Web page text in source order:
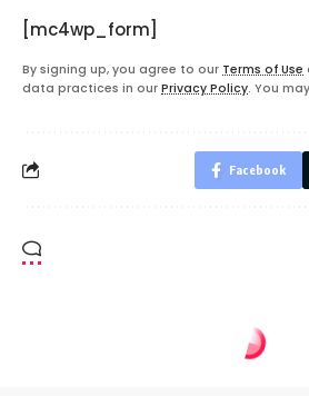
[mc4wp_form]
By signing up, you agree to our Terms of Use
data practices in our Privacy Policy. You
Facebook